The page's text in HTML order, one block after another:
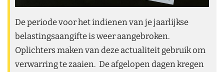
De periode voor het indienen van je jaarlijkse
belastingsaangifte is weer aangebroken.
Oplichters maken van deze actualiteit gebruik om
verwarring te zaaien. De afgelopen dagen kregen